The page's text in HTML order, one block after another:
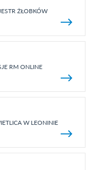
ŻŁOBKÓW
RM ONLINE
W LEONINIE